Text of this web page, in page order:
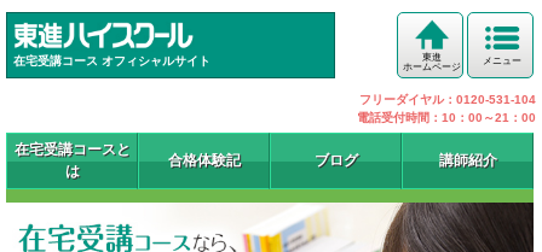
在宅受講コース オフィシャルサイト メニュー
東進
ホームページ
フリーダイヤル：0120-531-104
電話受付時間：10：00～21：00
在宅受講コースと
は
合格体験記 ブログ 講師紹介